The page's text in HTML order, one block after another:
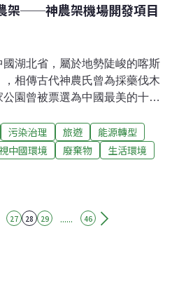
架──神農架機場開發項目
湖北省，屬於地勢陡峻的喀斯
相傳古代神農氏曾為採藥伐木
園曾被票選為中國最美的十大
態機場」──神農架機場，削平5
嚴重衝擊當地自然生態。儘管
山體進行大規模破壞，其中包括
污染治理 旅遊
能源轉型
中國環境 廢棄物 生活環境
27 28 29 ...... 46